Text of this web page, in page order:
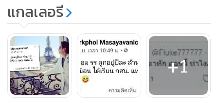
แกลเลอรี
+1